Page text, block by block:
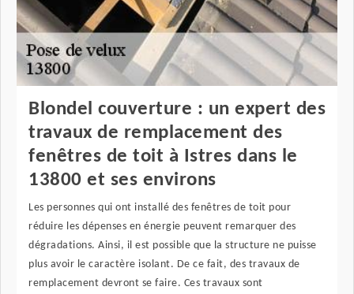
Blondel couverture : un expert des
travaux de remplacement des
fenêtres de toit à Istres dans le
13800 et ses environs
Les personnes qui ont installé des fenêtres de toit pour
réduire les dépenses en énergie peuvent remarquer des
dégradations. Ainsi, il est possible que la structure ne puisse
plus avoir le caractère isolant. De ce fait, des travaux de
remplacement devront se faire. Ces travaux sont